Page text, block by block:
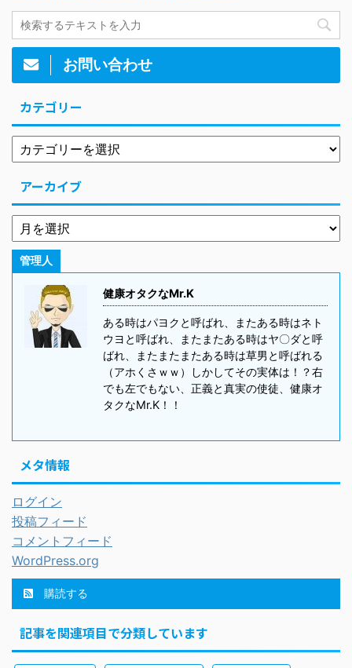
お問い合わせ
カテゴリー
アーカイブ
管理人
健康オタクなMr.K
ある時はパヨクと呼ばれ、またある時はネト
ウヨと呼ばれ、またまたある時はヤ〇ダと呼
ばれ、またまたまたある時は草男と呼ばれる
（アホくさｗｗ）しかしてその実体は！？右
でも左でもない、正義と真実の使徒、健康オ
タクなMr.K！！
メタ情報
ログイン
投稿フィード
コメントフィード
WordPress.org
購読する
記事を関連項目で分類しています